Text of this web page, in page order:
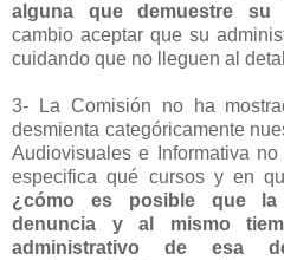
alguna que demuestre su
cambio aceptar que su
cuidando que no lleguen al
3- La Comisión no ha
desmienta categóricamente
Audiovisuales e Informativa
especifica qué cursos y en
¿cómo es posible que la
denuncia y al mismo
administrativo de esa